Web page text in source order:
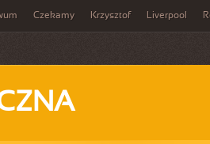
Czekamy Krzysztof Liverpool